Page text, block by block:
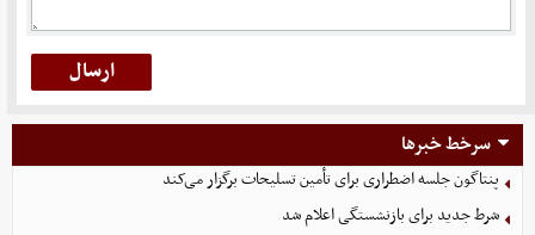
سرخط خبرها
پنتاگون جلسه اضطراری برای تأمین تسلیحات برگزار می‌کند
شرط جدید برای بازنشستگی اعلام شد